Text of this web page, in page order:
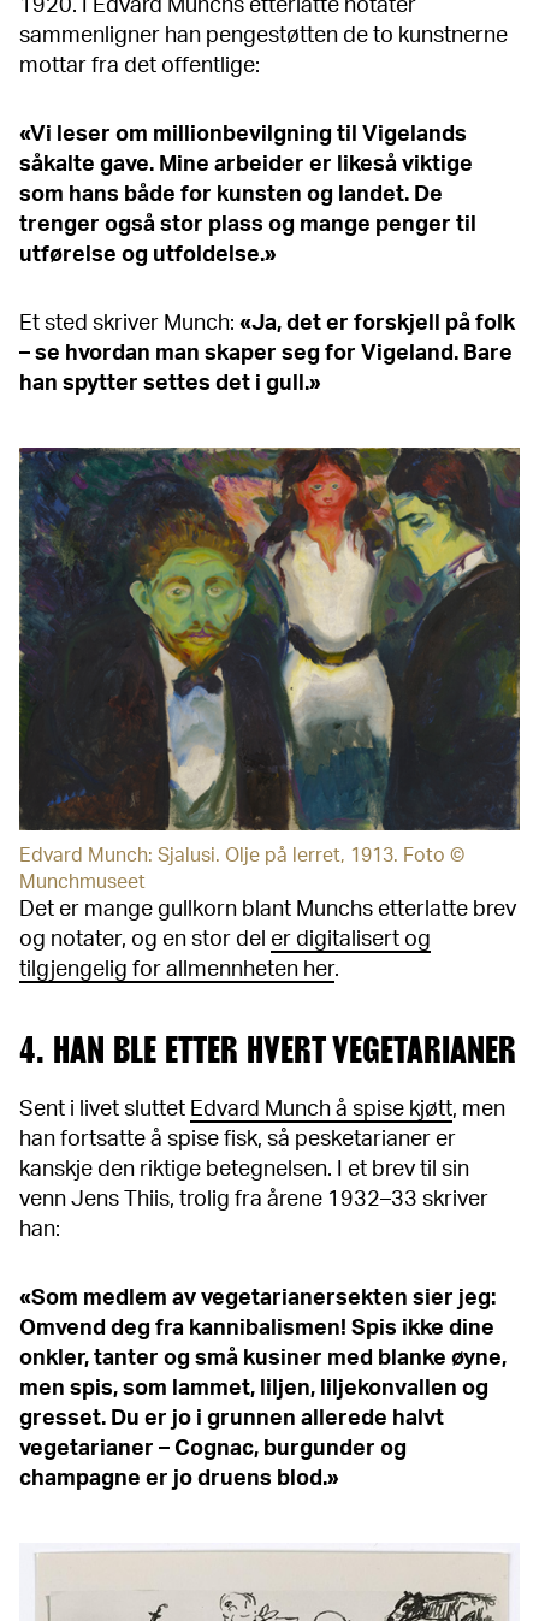
1920. I Edvard Munchs etterlatte notater
sammenligner han pengestøtten de to kunstnerne
mottar fra det offentlige:
«Vi leser om millionbevilgning til Vigelands
såkalte gave. Mine arbeider er likeså viktige
som hans både for kunsten og landet. De
trenger også stor plass og mange penger til
utførelse og utfoldelse.»
Et sted skriver Munch: «Ja, det er forskjell på folk
– se hvordan man skaper seg for Vigeland. Bare
han spytter settes det i gull.»
Edvard Munch: Sjalusi. Olje på lerret, 1913. Foto ©
Munchmuseet
Det er mange gullkorn blant Munchs etterlatte brev
og notater, og en stor del er digitalisert og
tilgjengelig for allmennheten her.
4. HAN BLE ETTER HVERT VEGETARIANER
Sent i livet sluttet Edvard Munch å spise kjøtt, men
han fortsatte å spise fisk, så pesketarianer er
kanskje den riktige betegnelsen. I et brev til sin
venn Jens Thiis, trolig fra årene 1932–33 skriver
han:
«Som medlem av vegetarianersekten sier jeg:
Omvend deg fra kannibalismen! Spis ikke dine
onkler, tanter og små kusiner med blanke øyne,
men spis, som lammet, liljen, liljekonvallen og
gresset. Du er jo i grunnen allerede halvt
vegetarianer – Cognac, burgunder og
champagne er jo druens blod.»